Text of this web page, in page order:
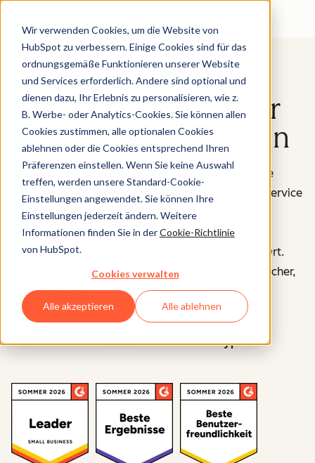
Wir verwenden Cookies, um die Website von
HubSpot zu verbessern. Einige Cookies sind für das
ordnungsgemäße Funktionieren unserer Website
und Services erforderlich. Andere sind optional und
dienen dazu, Ihr Erlebnis zu personalisieren, wie z.
B. Werbe- oder Analytics-Cookies. Sie können allen
Cookies zustimmen, alle optionalen Cookies
ablehnen oder die Cookies entsprechend Ihren
Präferenzen einstellen. Wenn Sie keine Auswahl
treffen, werden unsere Standard-Cookie-
Einstellungen angewendet. Sie können Ihre
Einstellungen jederzeit ändern. Weitere
Informationen finden Sie in derCookie-Richtlinie
von HubSpot.
Cookies verwalten
Alle akzeptieren Alle ablehnen
Fordern Sie eine
kostenlose Demo der
HubSpot-Plattform an
Die KI-gestützte Plattform von HubSpot bietet alle
Tools, die Sie für Marketing, Vertrieb und Kundenservice
benötigen – zentral an einem Ort.
HubSpot verbindet alles – und jeden – an einem Ort.
Damit ist das Wachstum Ihres Unternehmens einfacher,
als Sie denken.
✓ DSGVO ✓ EU Cloud COC ✓ SOC 2 Typ 2